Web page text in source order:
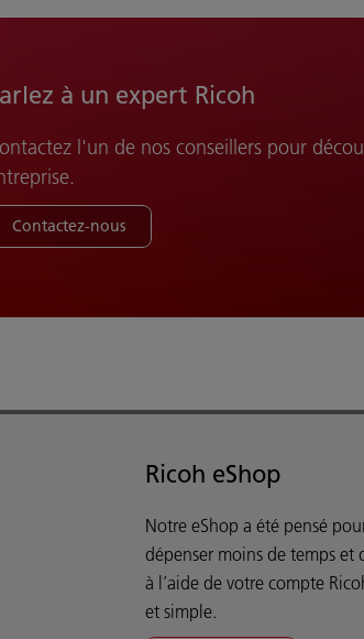
à un expert Ricoh
l'un de nos conseillers pour
Contactez-nous
Ricoh eShop
Notre eShop a été pensé
dépenser moins de temps et
à l’aide de votre compte
et simple.